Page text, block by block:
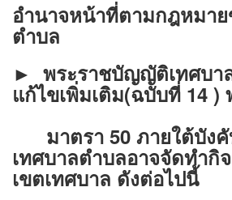
อำนาจหน้าที่ตามกฎหมาย
ตำบล
► พระราชบัญญัติเทศบา
แก้ไขเพิ่มเติม(ฉบับที่ 14 )
มาตรา 50 ภายใต้บัง
เทศบาลตำบลอาจจัดทำกิ
เขตเทศบาล ดังต่อไปนี้